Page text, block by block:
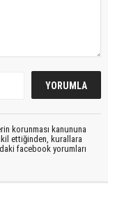
korunması kanununa
ettiğinden, kurallara
facebook yorumları